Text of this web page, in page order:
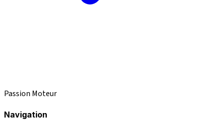
Passion Moteur
Navigation